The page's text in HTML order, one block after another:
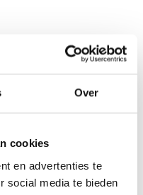
Over
cookies
en advertenties te
social media te bieden
luxe tas bij te bestellen
6,9 kg